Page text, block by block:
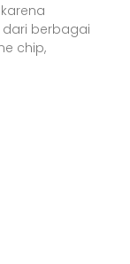
berbagai
chip,